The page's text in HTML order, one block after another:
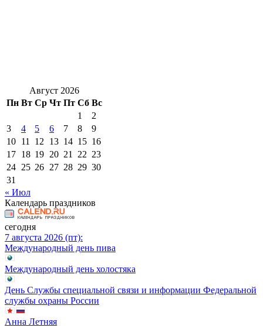
Август 2026
Пн Вт Ср Чт Пт Сб Вс
1
2
3
4 5 6 7 8
9
10 11 12 13 14 15 16
17 18 19 20 21 22 23
24 25 26 27 28 29 30
31
« Июл
Календарь праздников
сегодня
7 августа 2026 (пт):
Международный день пива
Международный день холостяка
День Службы специальной связи и информации Федеральной
службы охраны России
Анна Летняя